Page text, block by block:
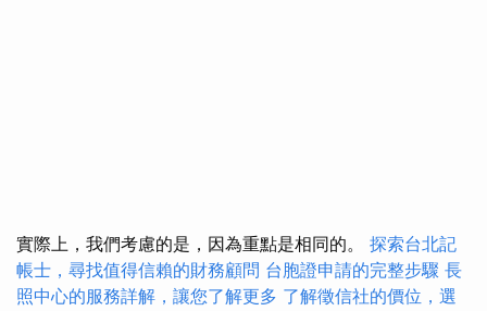
實際上，我們考慮的是，因為重點是相同的。 探索台北記
帳士，尋找值得信賴的財務顧問 台胞證申請的完整步驟 長
照中心的服務詳解，讓您了解更多 了解徵信社的價位，選